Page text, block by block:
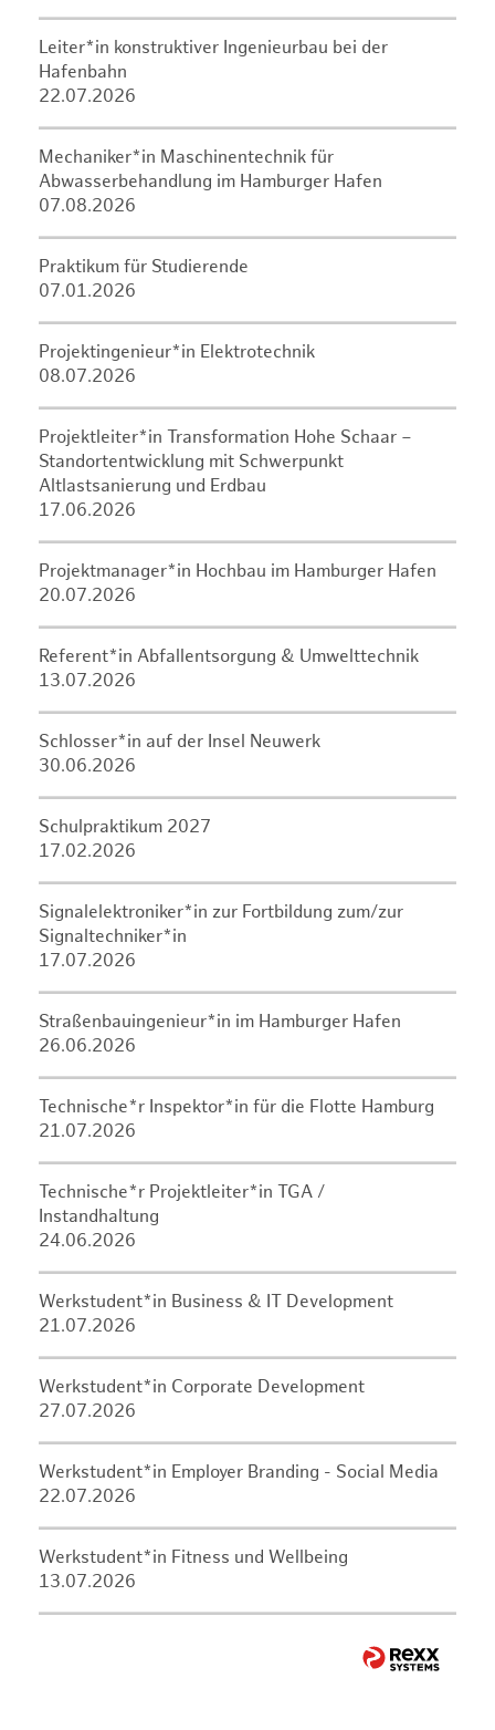
Leiter*in konstruktiver Ingenieurbau bei der
Hafenbahn
22.07.2026
Mechaniker*in Maschinentechnik für
Abwasserbehandlung im Hamburger Hafen
07.08.2026
Praktikum für Studierende
07.01.2026
Projektingenieur*in Elektrotechnik
08.07.2026
Projektleiter*in Transformation Hohe Schaar –
Standortentwicklung mit Schwerpunkt
Altlastsanierung und Erdbau
17.06.2026
Projektmanager*in Hochbau im Hamburger Hafen
20.07.2026
Referent*in Abfallentsorgung & Umwelttechnik
13.07.2026
Schlosser*in auf der Insel Neuwerk
30.06.2026
Schulpraktikum 2027
17.02.2026
Signalelektroniker*in zur Fortbildung zum/zur
Signaltechniker*in
17.07.2026
Straßenbauingenieur*in im Hamburger Hafen
26.06.2026
Technische*r Inspektor*in für die Flotte Hamburg
21.07.2026
Technische*r Projektleiter*in TGA /
Instandhaltung
24.06.2026
Werkstudent*in Business & IT Development
21.07.2026
Werkstudent*in Corporate Development
27.07.2026
Werkstudent*in Employer Branding - Social Media
22.07.2026
Werkstudent*in Fitness und Wellbeing
13.07.2026